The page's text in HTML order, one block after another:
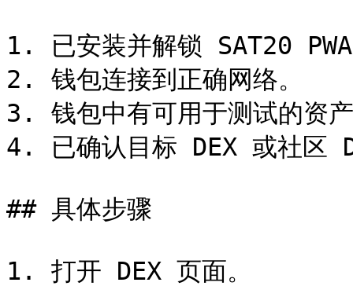
1. 已安装并解锁 SAT20
2. 钱包连接到正确网络。
3. 钱包中有可用于测试的资
4. 已确认目标 DEX 或社区
## 具体步骤
1. 打开 DEX 页面。